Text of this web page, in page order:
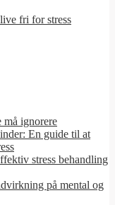
fri for stress
må ignorere
En guide til at
stress behandling
på mental og